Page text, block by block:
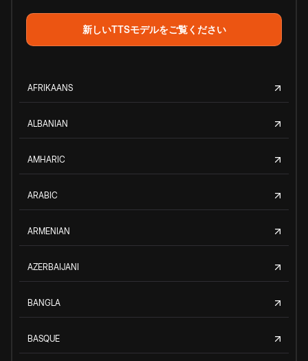
新しいTTSモデルをご覧ください
AFRIKAANS
ALBANIAN
AMHARIC
ARABIC
ARMENIAN
AZERBAIJANI
BANGLA
BASQUE